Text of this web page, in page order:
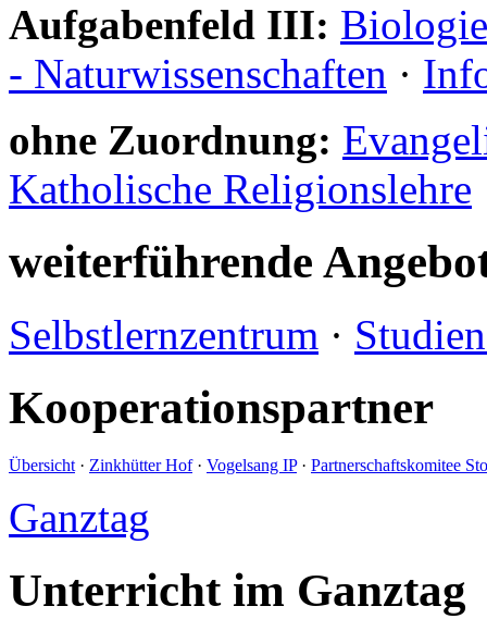
Aufgabenfeld III: Biologie
- Naturwissenschaften ·
ohne Zuordnung:
Katholische Religionslehre
weiterführende
Selbstlernzentrum ·
Kooperationspartner
Übersicht · Zinkhütter Hof· Vogelsang IP· Partnerschaftskomitee
Ganztag
Unterricht im Ganztag